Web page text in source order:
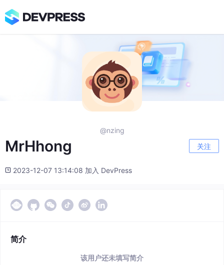
@nzing
MrHhong 关注
2023-12-07 13:14:08 加入 DevPress
简介
该用户还未填写简介